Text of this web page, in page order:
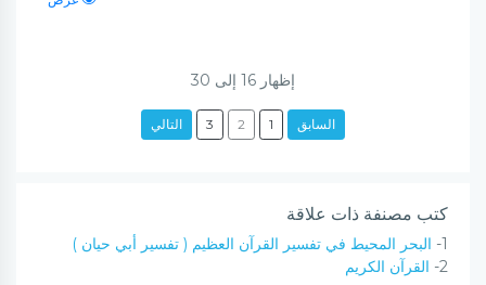
إظهار 16 إلى 30
السابق 1
2
3 التالي
كتب مصنفة ذات علاقة
1- البحر المحيط في تفسير القرآن العظيم ( تفسير أبي حيان )
2- القرآن الكريم